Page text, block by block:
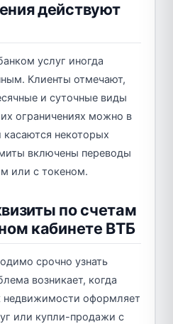
действуют
услуг иногда
Клиенты отмечают,
и суточные виды
ограничениях можно в
некоторых
включены переводы
или с токеном.
по счетам
кабинете ВТБ
срочно узнать
возникает, когда
недвижимости оформляет
или купли-продажи с